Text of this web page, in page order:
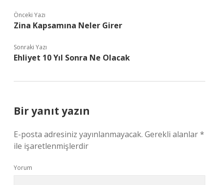
Önceki Yazı
Zina Kapsamına Neler Girer
Sonraki Yazı
Ehliyet 10 Yıl Sonra Ne Olacak
Bir yanıt yazın
E-posta adresiniz yayınlanmayacak. Gerekli alanlar*
ile işaretlenmişlerdir
Yorum